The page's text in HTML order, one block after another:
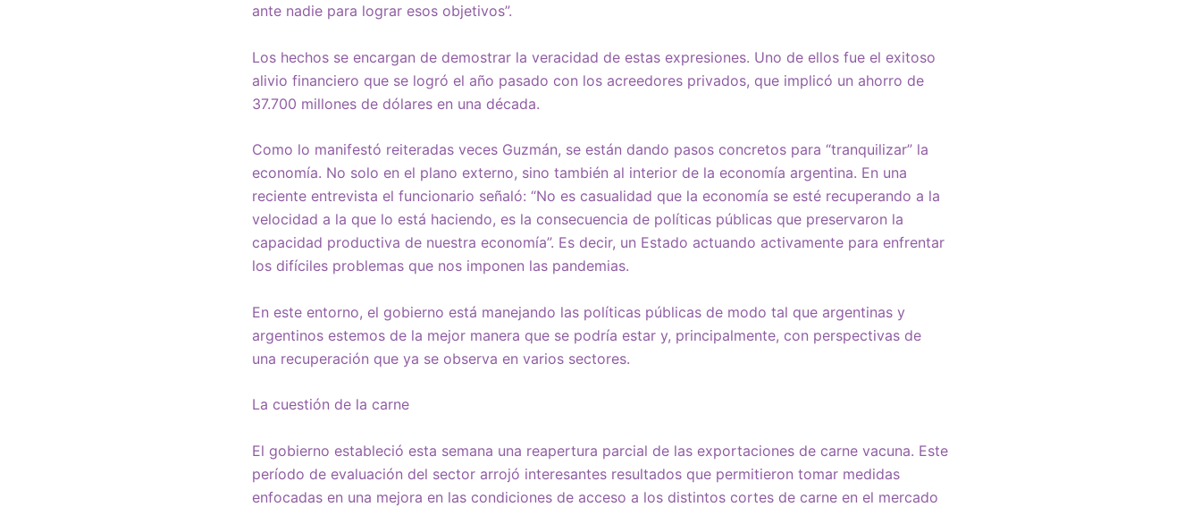
ante nadie para lograr esos objetivos”.
Los hechos se encargan de demostrar la veracidad de estas expresiones. Uno de ellos fue el exitoso
alivio financiero que se logró el año pasado con los acreedores privados, que implicó un ahorro de
37.700 millones de dólares en una década.
Como lo manifestó reiteradas veces Guzmán, se están dando pasos concretos para “tranquilizar” la
economía. No solo en el plano externo, sino también al interior de la economía argentina. En una
reciente entrevista el funcionario señaló: “No es casualidad que la economía se esté recuperando a la
velocidad a la que lo está haciendo, es la consecuencia de políticas públicas que preservaron la
capacidad productiva de nuestra economía”. Es decir, un Estado actuando activamente para enfrentar
los difíciles problemas que nos imponen las pandemias.
En este entorno, el gobierno está manejando las políticas públicas de modo tal que argentinas y
argentinos estemos de la mejor manera que se podría estar y, principalmente, con perspectivas de
una recuperación que ya se observa en varios sectores.
La cuestión de la carne
El gobierno estableció esta semana una reapertura parcial de las exportaciones de carne vacuna. Este
período de evaluación del sector arrojó interesantes resultados que permitieron tomar medidas
enfocadas en una mejora en las condiciones de acceso a los distintos cortes de carne en el mercado